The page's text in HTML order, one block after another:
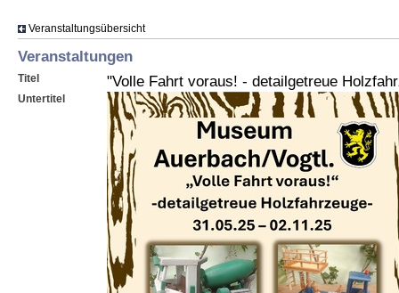
Veranstaltungsübersicht
Veranstaltungen
Titel "Volle Fahrt voraus! - detailgetreue
Untertitel